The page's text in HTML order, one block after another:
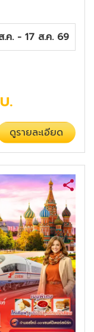
.ค. - 17 ส.ค. 69
บ.
ดูรายละเอียด